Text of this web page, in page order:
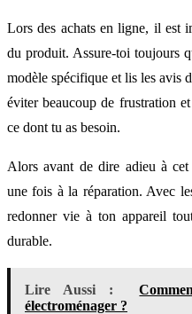
Lors des achats en ligne, il est
du produit. Assure-toi toujours
modèle spécifique et lis les avis
éviter beaucoup de frustration
ce dont tu as besoin.
Alors avant de dire adieu à cet
une fois à la réparation. Avec
redonner vie à ton appareil
durable.
Lire Aussi :
électroménager ?